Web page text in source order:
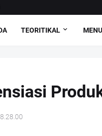
TEORITIKAL